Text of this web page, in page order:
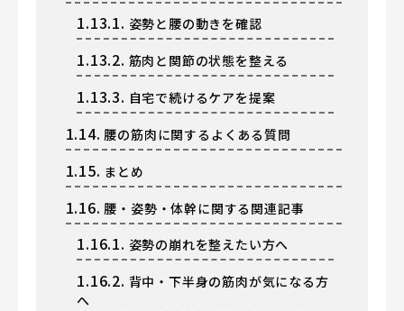
1.13.1. 姿勢と腰の動きを確認
1.13.2. 筋肉と関節の状態を整える
1.13.3. 自宅で続けるケアを提案
1.14. 腰の筋肉に関するよくある質問
1.15. まとめ
1.16. 腰・姿勢・体幹に関する関連記事
1.16.1. 姿勢の崩れを整えたい方へ
1.16.2. 背中・下半身の筋肉が気になる方
へ